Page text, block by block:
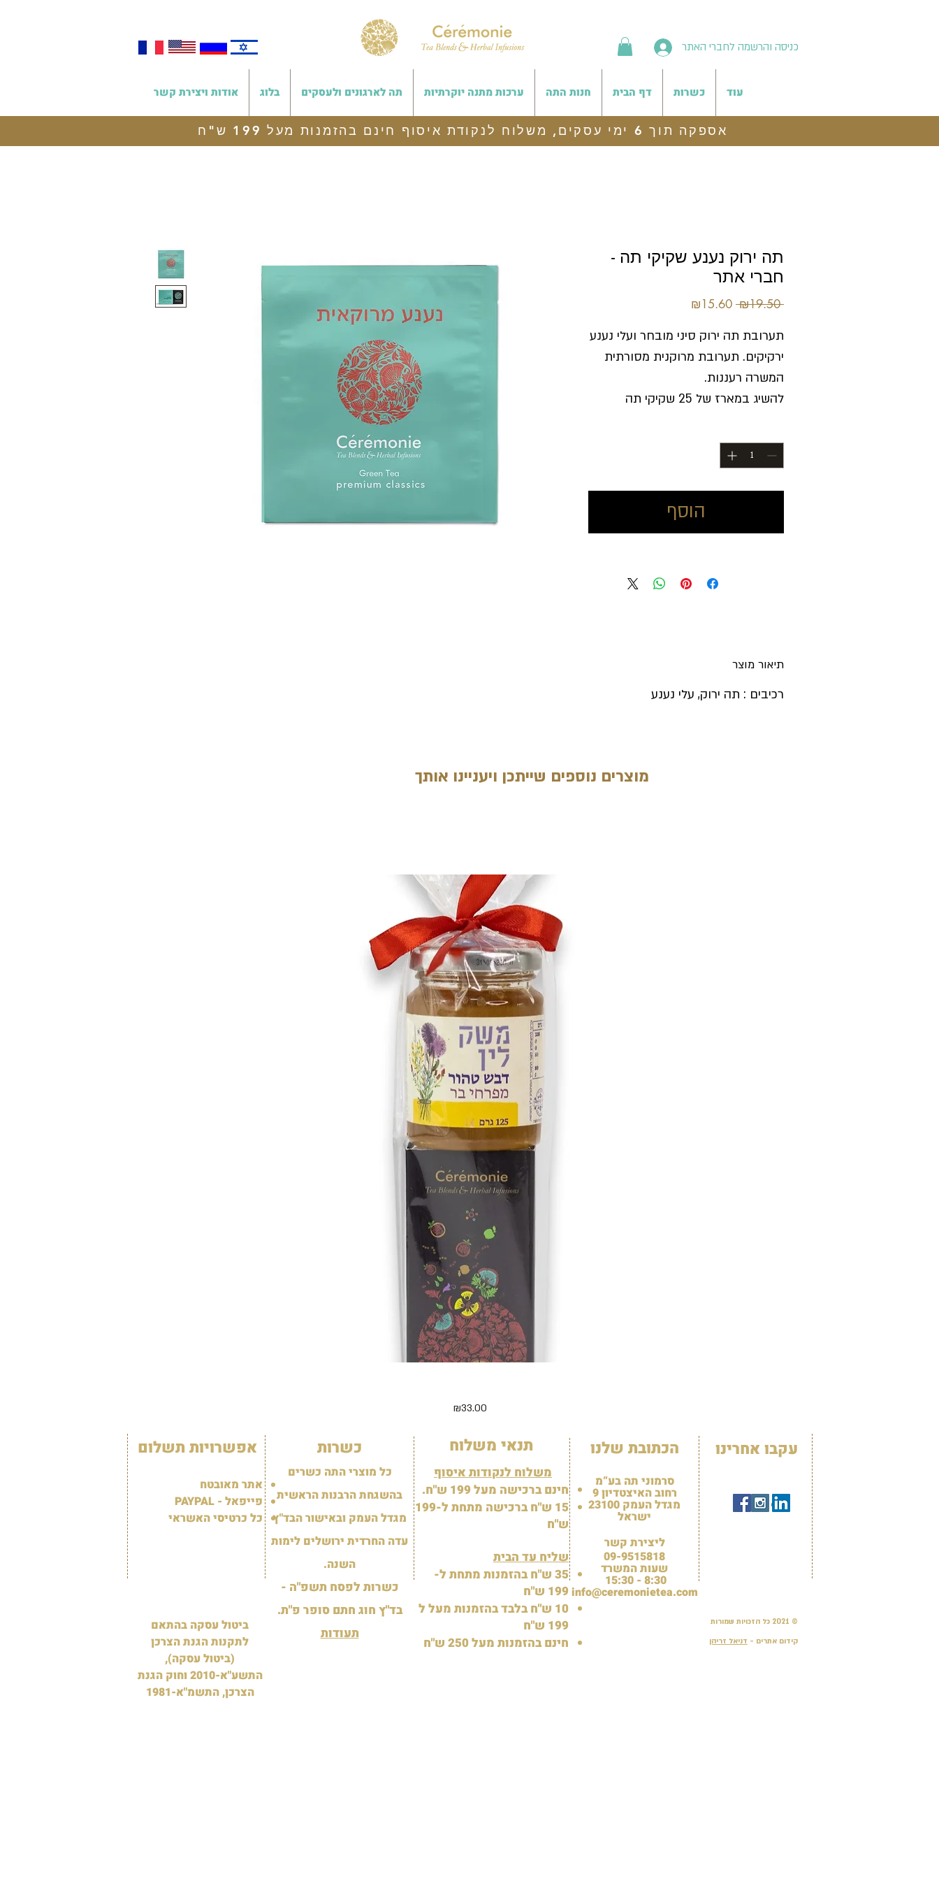
כניסה והרשמה לחברי האתר
אודות ויצירת קשר בלוג תה לארגונים ולעסקים ערכות מתנה יוקרתיות חנות התה דף הבית כשרות עוד
אספקה תוך 6 ימי עסקים, משלוח לנקודת איסוף חינם בהזמנות מעל 199 ש"ח
תה ירוק נענע שקיקי תה -
חברי אתר
₪19.50
מחיר
₪15.60
תערובת תה ירוק סיני מובחר ועלי נענע
ירקיקים. תערובת מרוקנית מסורתית
המשרה רעננות.
להשיג במארז של 25 שקיקי תה
הוסף
תיאור מוצר
רכיבים : תה ירוק, עלי נענע
מוצרים נוספים שייתכן ויעניינו אותך
מחיר
₪33.00
אפשרויות תשלום
אתר מאובטח
פייפאל - PAYPAL
כל כרטיסי האשראי
ביטול עסקה בהתאם
לתקנות הגנת הצרכן
(ביטול עסקה),
התשע"א-2010 וחוק הגנת
הצרכן, התשמ"א-1981
כשרות
כל מוצרי התה כשרים
בהשגחת הרבנות הראשית
מגדל העמק ובאישור הבד"ץ
עדה החרדית ירושלים לימות
השנה.
כשרות לפסח תשפ"ה -
בד"ץ חוג חתם סופר פ"ת.
תעודות
תנאי משלוח
משלוח לנקודות איסוף
חינם ברכישה מעל 199 ש"ח.
15 ש"ח ברכישה מתחת ל-199
ש"ח
שליח עד הבית
35 ש"ח בהזמנות מתחת ל-
199 ש"ח
10 ש"ח בלבד בהזמנות מעל ל
199 ש"ח
חינם בהזמנות מעל 250 ש"ח
הכתובת שלנו
סרמוני תה בע”מ
רחוב האיצטדיון 9
מגדל העמק 23100
ישראל
ליצירת קשר
09-9515818
שעות המשרד
8:30 - 15:30
info@ceremonietea.com
עקבו אחרינו
© 2021 כל הזכויות שמורות
קידום אתרים - דניאל זריהן